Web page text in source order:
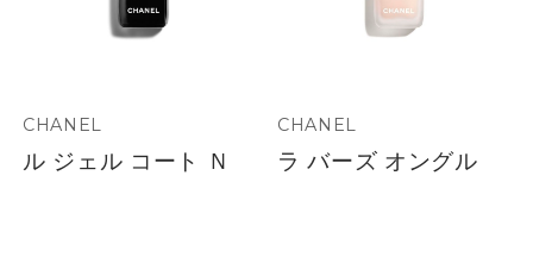
CHANEL
ル ジェル コート Ｎ
CHANEL
ラ バーズ オングル